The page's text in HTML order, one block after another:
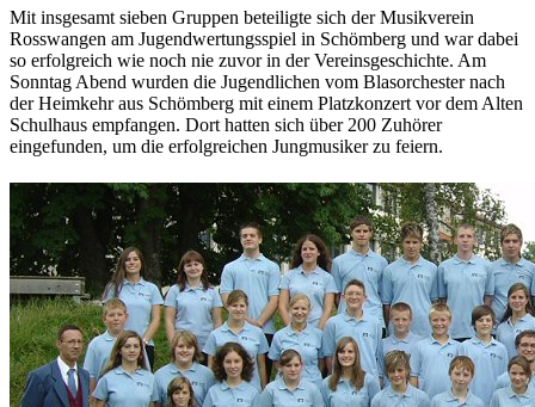
Mit insgesamt sieben Gruppen beteiligte sich der Musikverein
Rosswangen am Jugendwertungsspiel in Schömberg und war dabei
so erfolgreich wie noch nie zuvor in der Vereinsgeschichte. Am
Sonntag Abend wurden die Jugendlichen vom Blasorchester nach
der Heimkehr aus Schömberg mit einem Platzkonzert vor dem Alten
Schulhaus empfangen. Dort hatten sich über 200 Zuhörer
eingefunden, um die erfolgreichen Jungmusiker zu feiern.